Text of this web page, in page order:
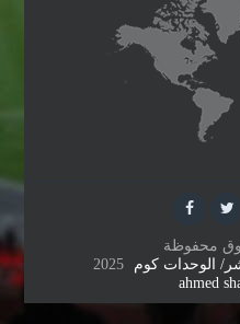
محفوظة
الوحدات كوم
2025
ahmed